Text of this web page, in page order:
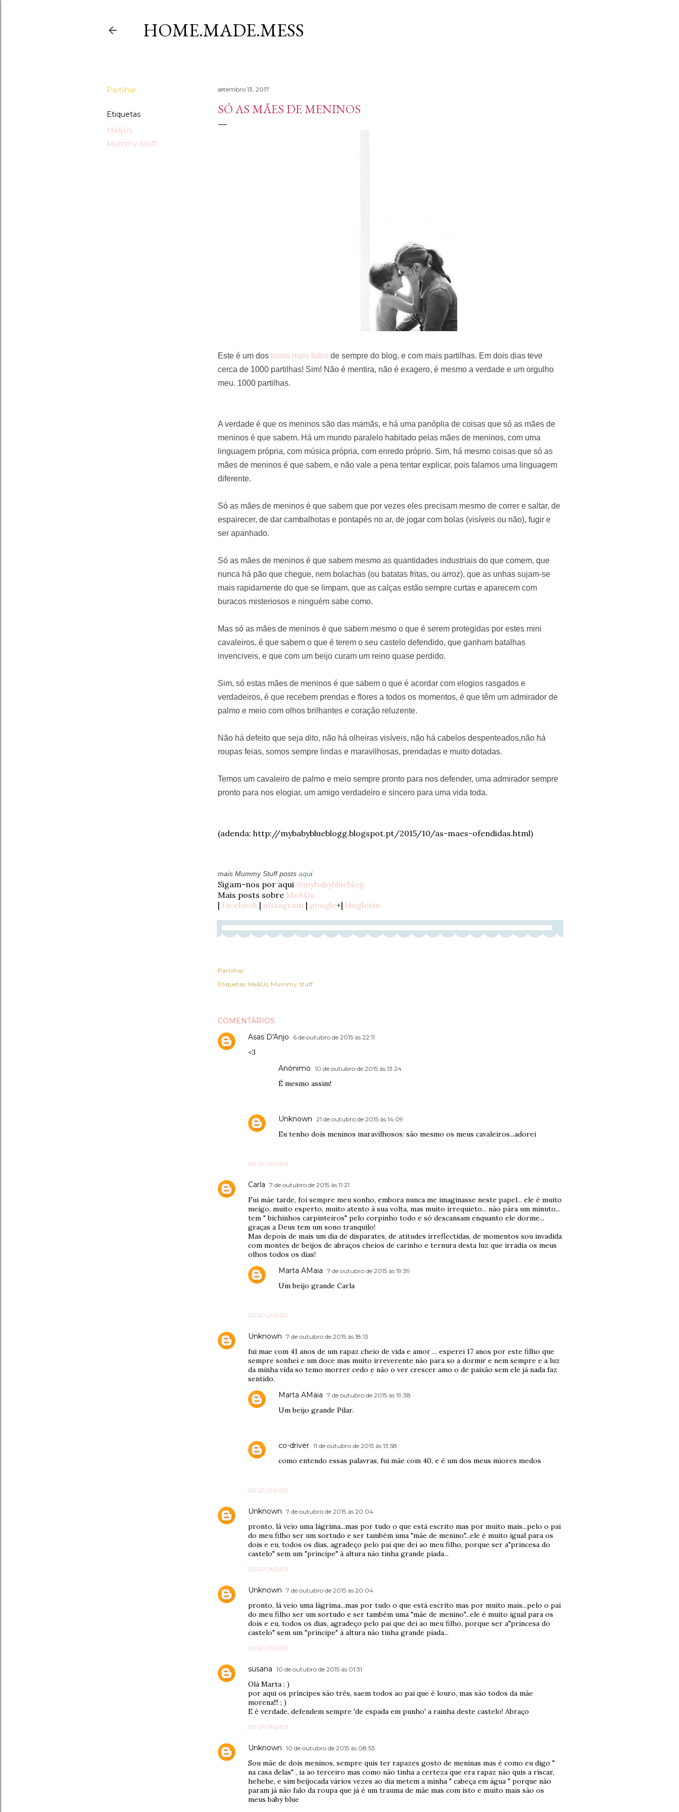
HOME.MADE.MESS
Partilhar
Etiquetas
Me&Us
Mummy Stuff
setembro 13, 2017
SÓ AS MÃES DE MENINOS
Este é um dos posts mais lidos de sempre do blog, e com mais partilhas. Em dois dias teve
cerca de 1000 partilhas! Sim! Não é mentira, não é exagero, é mesmo a verdade e um orgulho
meu. 1000 partilhas.
A verdade é que os meninos são das mamãs, e há uma panóplia de coisas que só as mães de
meninos é que sabem. Há um mundo paralelo habitado pelas mães de meninos, com uma
linguagem própria, com música própria, com enredo próprio. Sim, há mesmo coisas que só as
mães de meninos é que sabem, e não vale a pena tentar explicar, pois falamos uma linguagem
diferente.
Só as mães de meninos é que sabem que por vezes eles precisam mesmo de correr e saltar, de
espairecer, de dar cambalhotas e pontapés no ar, de jogar com bolas (visíveis ou não), fugir e
ser apanhado.
Só as mães de meninos é que sabem mesmo as quantidades industriais do que comem, que
nunca há pão que chegue, nem bolachas (ou batatas fritas, ou arroz), que as unhas sujam-se
mais rapidamente do que se limpam, que as calças estão sempre curtas e aparecem com
buracos misteriosos e ninguém sabe como.
Mas só as mães de meninos é que sabem mesmo o que é serem protegidas por estes mini
cavaleiros, é que sabem o que é terem o seu castelo defendido, que ganham batalhas
invenciveis, e que com um beijo curam um reino quase perdido.
Sim, só estas mães de meninos é que sabem o que é acordar com elogios rasgados e
verdadeiros, é que recebem prendas e flores a todos os momentos, é que têm um admirador de
palmo e meio com olhos brilhantes e coração reluzente.
Não há defeito que seja dito, não há olheiras visíveis, não há cabelos despenteados,não há
roupas feias, somos sempre lindas e maravilhosas, prendadas e muito dotadas.
Temos um cavaleiro de palmo e meio sempre pronto para nos defender, uma admirador sempre
pronto para nos elogiar, um amigo verdadeiro e sincero para uma vida toda.
(adenda: http://mybabyblueblogg.blogspot.pt/2015/10/as-maes-ofendidas.html)
mais Mummy Stuff posts aqui
Sigam-nos por aqui @mybabyblueblog
Mais posts sobre Me&Us
| facebook | instagram | google+| bloglovin
Partilhar
Etiquetas: Me&Us Mummy Stuff
COMENTÁRIOS
Asas D'Anjo
6 de outubro de 2015 às 22:11
<3
RESPONDER
Anónimo 10 de outubro de 2015 às 13:24
É mesmo assim!
Unknown 21 de outubro de 2015 às 14:09
Eu tenho dois meninos maravilhosos: são mesmo os meus cavaleiros...adorei
Carla 7 de outubro de 2015 às 11:21
Fui mãe tarde, foi sempre meu sonho, embora nunca me imaginasse neste papel... ele é muito
meigo, muito esperto, muito atento à sua volta, mas muito irrequieto... não pára um minuto...
tem " bichinhos carpinteiros" pelo corpinho todo e só descansam enquanto ele dorme...
graças a Deus tem um sono tranquilo!
Mas depois de mais um dia de disparates, de atitudes irreflectidas, de momentos sou invadida
com montes de beijos de abraços cheios de carinho e ternura desta luz que irradia os meus
olhos todos os dias!
RESPONDER
Marta AMaia 7 de outubro de 2015 às 19:39
Um beijo grande Carla
Unknown 7 de outubro de 2015 às 18:13
fui mae com 41 anos de um rapaz cheio de vida e amor ... esperei 17 anos por este filho que
sempre sonhei e um doce mas muito irreverente não para so a dormir e nem sempre e a luz
da minha vida so temo morrer cedo e não o ver crescer amo o de paixão sem ele já nada faz
sentido.
RESPONDER
Marta AMaia 7 de outubro de 2015 às 19:38
Um beijo grande Pilar.
co-driver 11 de outubro de 2015 às 13:58
como entendo essas palavras, fui mãe com 40, e é um dos meus miores medos
Unknown 7 de outubro de 2015 às 20:04
pronto, lá veio uma lágrima...mas por tudo o que está escrito mas por muito mais...pelo o pai
do meu filho ser um sortudo e ser também uma "mãe de menino"...ele é muito igual para os
dois e eu, todos os dias, agradeço pelo pai que dei ao meu filho, porque ser a"princesa do
castelo" sem um "príncipe" à altura não tinha grande piada...
RESPONDER
Unknown 7 de outubro de 2015 às 20:04
pronto, lá veio uma lágrima...mas por tudo o que está escrito mas por muito mais...pelo o pai
do meu filho ser um sortudo e ser também uma "mãe de menino"...ele é muito igual para os
dois e eu, todos os dias, agradeço pelo pai que dei ao meu filho, porque ser a"princesa do
castelo" sem um "príncipe" à altura não tinha grande piada...
RESPONDER
susana 10 de outubro de 2015 às 01:31
Olá Marta : )
por aqui os príncipes são três, saem todos ao pai que é louro, mas são todos da mãe
morena!!! ; )
E é verdade, defendem sempre 'de espada em punho' a rainha deste castelo! Abraço
RESPONDER
Unknown 10 de outubro de 2015 às 08:53
Sou mãe de dois meninos, sempre quis ter rapazes gosto de meninas mas é como eu digo "
na casa delas" , ia ao terceiro mas como não tinha a certeza que era rapaz não quis a riscar,
hehehe, e sim beijocada vários vezes ao dia metem a minha " cabeça em água " porque não
param já não falo da roupa que já é um trauma de mãe mas com isto e muito mais são os
meus baby blue